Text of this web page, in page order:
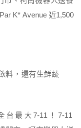
料，還有生鮮蔬